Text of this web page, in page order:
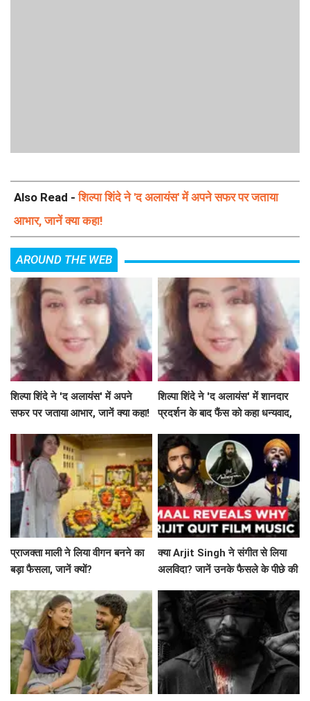
Also Read -शिल्पा शिंदे ने 'द अलायंस' में अपने सफर पर जताया
आभार, जानें क्या कहा!
AROUND THE WEB
शिल्पा शिंदे ने 'द अलायंस' में अपने
सफर पर जताया आभार, जानें क्या कहा!
शिल्पा शिंदे ने 'द अलायंस' में शानदार
प्रदर्शन के बाद फैंस को कहा धन्यवाद,
प्राजक्ता माली ने लिया वीगन बनने का
बड़ा फैसला, जानें क्यों?
क्या Arjit Singh ने संगीत से लिया
अलविदा? जानें उनके फैसले के पीछे की